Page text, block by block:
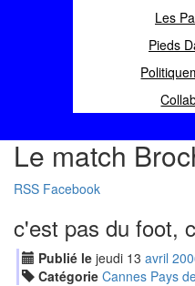
Les
Pieds
Le match
RSS Facebook
c'est pas du foot,
Publié le jeudi 13 avril
Catégorie Cannes Pays